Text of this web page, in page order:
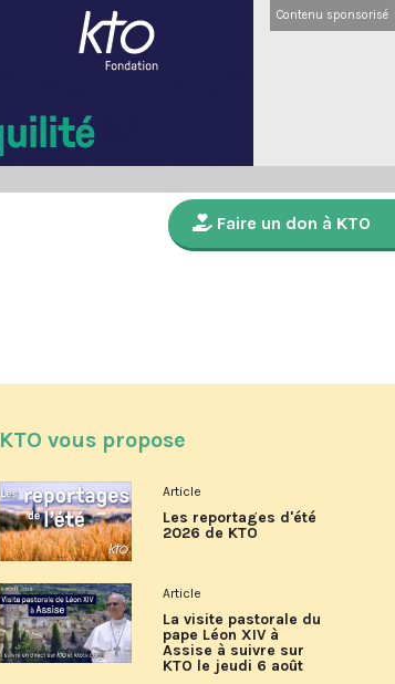
Contenu sponsorisé
Faire un don à KTO
KTO vous propose
Article
Les reportages d'été
2026 de KTO
Article
La visite pastorale du
pape Léon XIV à
Assise à suivre sur
KTO le jeudi 6 août